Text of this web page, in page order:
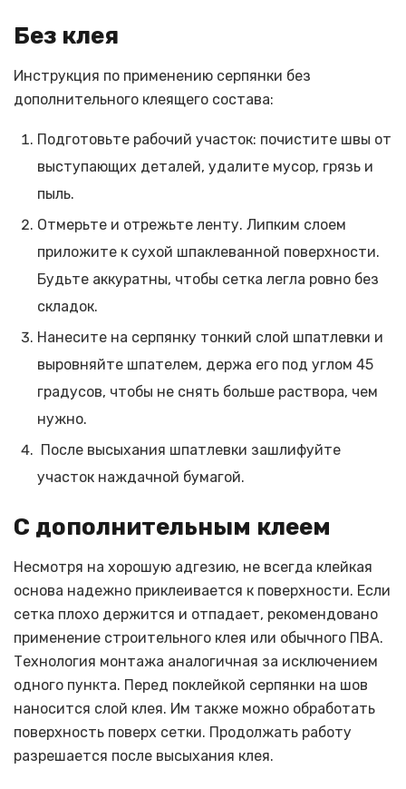
Без клея
Инструкция по применению серпянки без
дополнительного клеящего состава:
Подготовьте рабочий участок: почистите швы от
выступающих деталей, удалите мусор, грязь и
пыль.
Отмерьте и отрежьте ленту. Липким слоем
приложите к сухой шпаклеванной поверхности.
Будьте аккуратны, чтобы сетка легла ровно без
складок.
Нанесите на серпянку тонкий слой шпатлевки и
выровняйте шпателем, держа его под углом 45
градусов, чтобы не снять больше раствора, чем
нужно.
После высыхания шпатлевки зашлифуйте
участок наждачной бумагой.
С дополнительным клеем
Несмотря на хорошую адгезию, не всегда клейкая
основа надежно приклеивается к поверхности. Если
сетка плохо держится и отпадает, рекомендовано
применение строительного клея или обычного ПВА.
Технология монтажа аналогичная за исключением
одного пункта. Перед поклейкой серпянки на шов
наносится слой клея. Им также можно обработать
поверхность поверх сетки. Продолжать работу
разрешается после высыхания клея.